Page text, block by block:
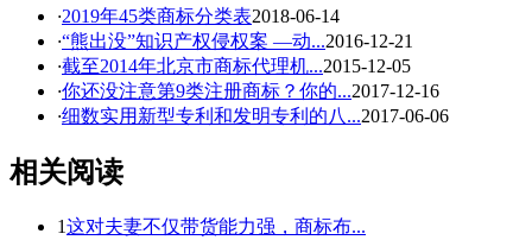
·2019年45类商标分类表2018-06-14
·“熊出没”知识产权侵权案 —动...2016-12-21
·截至2014年北京市商标代理机...2015-12-05
·你还没注意第9类注册商标？你的...2017-12-16
·细数实用新型专利和发明专利的八...2017-06-06
相关阅读
1这对夫妻不仅带货能力强，商标布...